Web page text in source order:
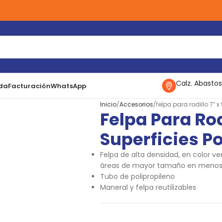
FacturaciónWhatsApp Calz.
Inicio Accesorios felpa para rodillo 7″
Felpa Para
Superficies
Felpa de alta densidad, en color
áreas de mayor tamaño en
Tubo de polipropileno
Maneral y felpa reutilizables